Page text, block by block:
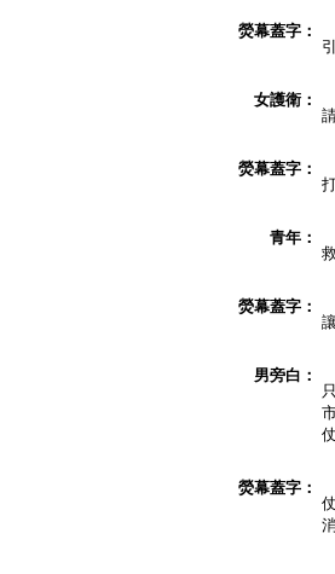
熒幕蓋字：
女護衛：
熒幕蓋字：
青年：
熒幕蓋字：
男旁白：
熒幕蓋字：